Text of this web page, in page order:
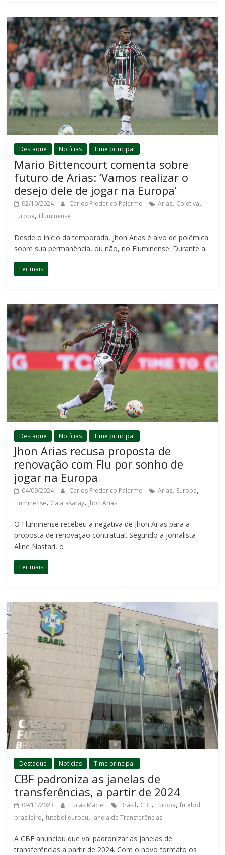
Destaque Notícias Time principal
Mario Bittencourt comenta sobre
futuro de Arias: ‘Vamos realizar o
desejo dele de jogar na Europa’
02/10/2024 Carlos Frederico Palermo Arias, Coletiva,
Europa, Fluminense
Desde o início da temporada, Jhon Arias é alvo de polêmica
sobre sua permanência, ou não, no Fluminense. Durante a
Ler mais
Destaque Notícias Time principal
Jhon Arias recusa proposta de
renovação com Flu por sonho de
jogar na Europa
04/09/2024 Carlos Frederico Palermo Arias, Europa,
Fluminense, Galatasaray, Jhon Arias
O Fluminense recebeu a negativa de Jhon Arias para a
proposta de renovação contratual. Segundo a jornalista
Aline Nastari, o
Ler mais
Destaque Notícias Time principal
CBF padroniza as janelas de
transferências, a partir de 2024
09/11/2023 Lucas Maciel Brasil, CBF, Europa,futebol
brasileiro,futebol euroeu, Janela de Transferências
A CBF anunciou que vai padronizar as janelas de
transferências a partir de 2024. Com o novo formato os